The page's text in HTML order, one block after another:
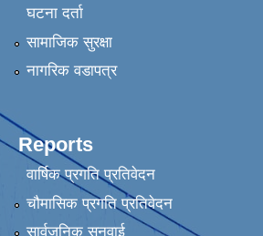
घटना दर्ता
सामाजिक सुरक्षा
नागरिक वडापत्र
Reports
वार्षिक प्रगति प्रतिवेदन
चौमासिक प्रगति प्रतिवेदन
सार्वजनिक सुनुवाई